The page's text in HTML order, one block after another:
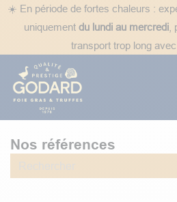
Se rendre au contenu
☀️ En période de fortes chaleurs :
uniquement du lundi au mercredi,
transport trop long
Nos références